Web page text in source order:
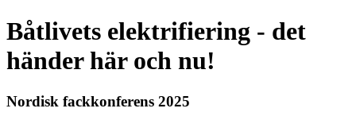
Båtlivets elektrifiering - det
händer här och nu!
Nordisk fackkonferens 2025